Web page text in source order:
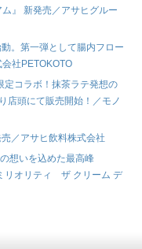
』 新発売／アサヒグルー
。第一弾として腸内フロー
社PETOKOTO
定コラボ！抹茶ラテ発想の
店頭にて販売開始！／モノ
／アサヒ飲料株式会社
想いを込めた最高峰
リオリティ ザ クリーム デ